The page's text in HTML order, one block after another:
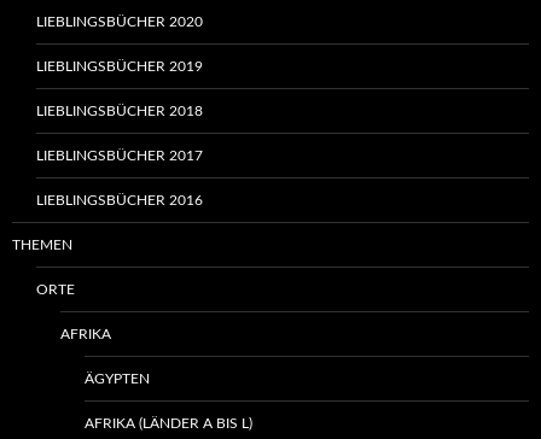
LIEBLINGSBÜCHER 2020
LIEBLINGSBÜCHER 2019
LIEBLINGSBÜCHER 2018
LIEBLINGSBÜCHER 2017
LIEBLINGSBÜCHER 2016
THEMEN
ORTE
AFRIKA
ÄGYPTEN
AFRIKA (LÄNDER A BIS L)